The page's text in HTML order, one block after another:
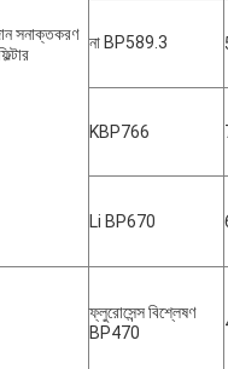
সনাক্তকরণ না BP589.3
KBP766
Li BP670
ফ্লুরোসেন্স বিশ্লেষণ
BP470